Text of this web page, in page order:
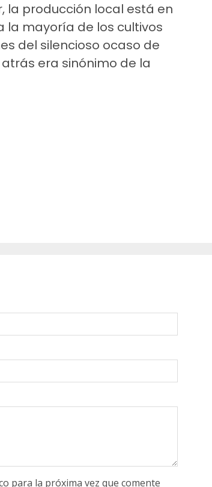
la producción local está en
la mayoría de los cultivos
del silencioso ocaso de
era sinónimo de la
para la próxima vez que comente